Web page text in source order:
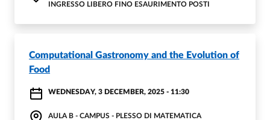
INGRESSO LIBERO FINO ESAURIMENTO POSTI
Computational Gastronomy and the Evolution of
Food
WEDNESDAY, 3 DECEMBER, 2025 - 11:30
AULA B - CAMPUS - PLESSO DI MATEMATICA